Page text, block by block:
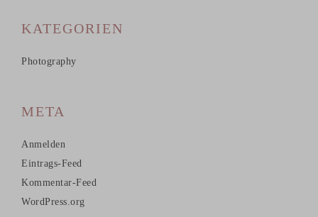
KATEGORIEN
Photography
META
Anmelden
Eintrags-Feed
Kommentar-Feed
WordPress.org